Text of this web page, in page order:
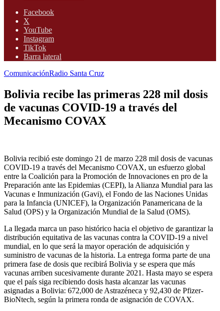
Facebook
X
YouTube
Instagram
TikTok
Barra lateral
ComunicaciónRadio Santa Cruz
Bolivia recibe las primeras 228 mil dosis
de vacunas COVID-19 a través del
Mecanismo COVAX
Bolivia recibió este domingo 21 de marzo 228 mil dosis de vacunas
COVID-19 a través del Mecanismo COVAX, un esfuerzo global
entre la Coalición para la Promoción de Innovaciones en pro de la
Preparación ante las Epidemias (CEPI), la Alianza Mundial para las
Vacunas e Inmunización (Gavi), el Fondo de las Naciones Unidas
para la Infancia (UNICEF), la Organización Panamericana de la
Salud (OPS) y la Organización Mundial de la Salud (OMS).
La llegada marca un paso histórico hacia el objetivo de garantizar la
distribución equitativa de las vacunas contra la COVID-19 a nivel
mundial, en lo que será la mayor operación de adquisición y
suministro de vacunas de la historia. La entrega forma parte de una
primera fase de dosis que recibirá Bolivia y se espera que más
vacunas arriben sucesivamente durante 2021. Hasta mayo se espera
que el país siga recibiendo dosis hasta alcanzar las vacunas
asignadas a Bolivia: 672,000 de Astrazéneca y 92,430 de Pfizer-
BioNtech, según la primera ronda de asignación de COVAX.